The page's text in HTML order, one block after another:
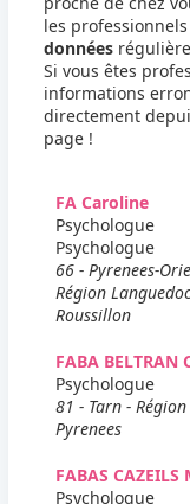
les
données
Si vous êtes
informations
directement
page !
FA Caroline
Psychologue
Psychologue
66 - Pyrenees-
Région
Roussillon
FABA BELTRAN
Psychologue
81 - Tarn -
Pyrenees
FABAS CAZEILS
Psychologue